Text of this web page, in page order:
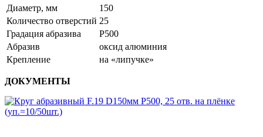
Диаметр, мм
150
Количество отверстий 25
Градация абразива
P500
Абразив
оксид алюминия
Крепление
на «липучке»
ДОКУМЕНТЫ